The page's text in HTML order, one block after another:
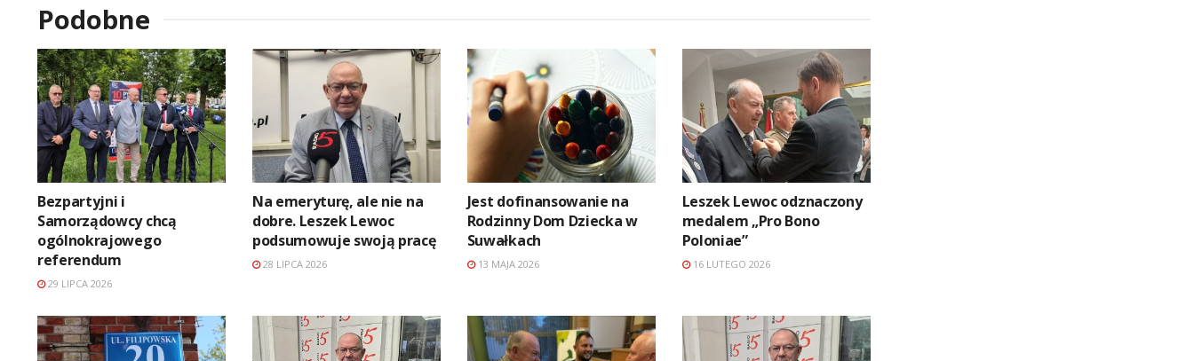
Podobne
Bezpartyjni i
Samorządowcy chcą
ogólnokrajowego
referendum
29 LIPCA 2026
Na emeryturę, ale nie na
dobre. Leszek Lewoc
podsumowuje swoją pracę
28 LIPCA 2026
Jest dofinansowanie na
Rodzinny Dom Dziecka w
Suwałkach
13 MAJA 2026
Leszek Lewoc odznaczony
medalem „Pro Bono
Poloniae”
16 LUTEGO 2026